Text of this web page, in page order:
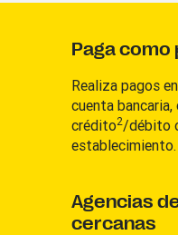
Paga
Realiza pagos
cuenta
crédito2/débito
establecimiento.
Agencias
cercanas